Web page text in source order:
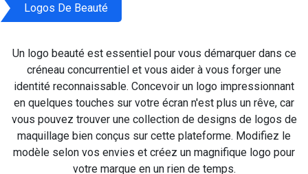
Logos De Beauté
Un logo beauté est essentiel pour vous démarquer dans ce
créneau concurrentiel et vous aider à vous forger une
identité reconnaissable. Concevoir un logo impressionnant
en quelques touches sur votre écran n'est plus un rêve, car
vous pouvez trouver une collection de designs de logos de
maquillage bien conçus sur cette plateforme. Modifiez le
modèle selon vos envies et créez un magnifique logo pour
votre marque en un rien de temps.